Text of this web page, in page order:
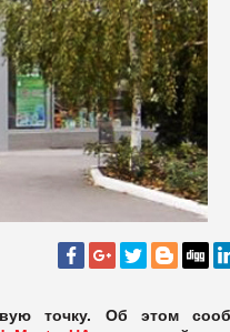
точку. Об этом